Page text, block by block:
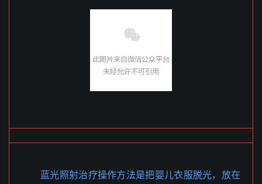
蓝光照射治疗操作方法是把婴儿衣服脱光，放在